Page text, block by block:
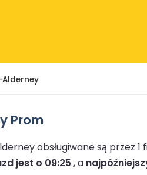
Prom
obsługiwane są przez
jest o 09:25 , a